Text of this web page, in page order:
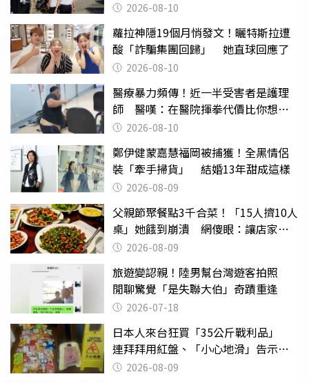
2026-08-10
蘿拉神隱19個月悄發文！曬特斯拉遭
酸「詐騙集團回歸」 她直球回應了
2026-08-10
醫療暴力頻傳！近一半受害者是護理
師 醫嘆：在醫院揮拳代價比你想像
的還要大
2026-08-10
鄭伊健蒙嘉慧福岡被捕獲！全黑情侶
裝「牽手掃貨」 結婚13年甜成這樣
2026-08-09
父親節聚餐點3千合菜！「15人擠10人
桌」她餓到崩潰 網傻眼：讓店家看
笑話2026-08-09
旅遊變認親！陸男幫台灣遊客拍照
閒聊驚覺「是失聯大伯」奇蹟重逢
2026-07-18
日本人來台狂買「35公斤戰利品」
連拜拜用紅盤、「小心地滑」告示牌
也帶回家
2026-08-09